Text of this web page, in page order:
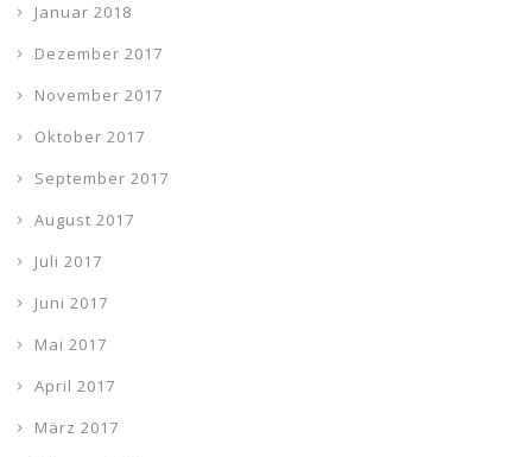
Januar 2018
Dezember 2017
November 2017
Oktober 2017
September 2017
August 2017
Juli 2017
Juni 2017
Mai 2017
April 2017
März 2017